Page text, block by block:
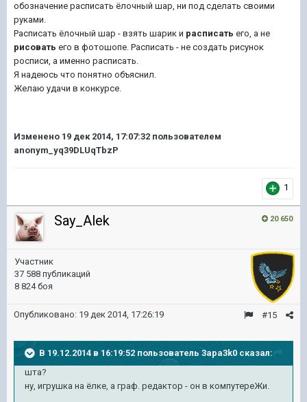
обозначение расписать ёлочный шар, ни под сделать своими
руками.
Расписать ёлочный шар - взять шарик и расписать его, а не
рисовать его в фотошопе. Расписать - не создать рисунок
росписи, а именно расписать.
Я надеюсь что понятно объяснил.
Желаю удачи в конкурсе.
Изменено 19 дек 2014, 17:07:32 пользователем
anonym_yq39DLUqTbzP
1
20 650
Say_Alek
Участник
37 588 публикаций
8 824 боя
#15
Опубликовано: 19 дек 2014, 17:26:19
В 19.12.2014 в 16:19:52 пользователь 3apa3k0 сказал:
шта?
ну, игрушка на ёлке, а граф. редактор - он в компутереЖи.